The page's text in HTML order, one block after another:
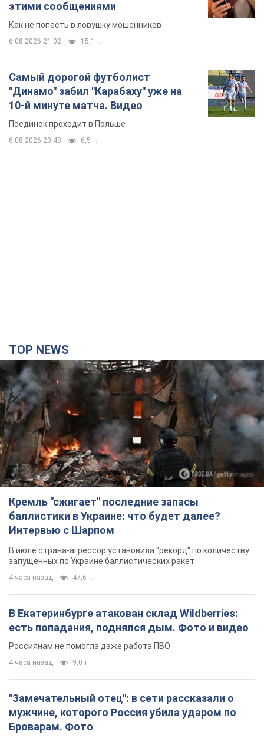
Поединок проходит в Польше
6.08.2026 20:48 6,5 т.
Кремль "сжигает" последние запасы
баллистики в Украине: что будет далее?
Интервью с Шарпом
В июле страна-агрессор установила "рекорд" по количеству
запущенных по Украине баллистических ракет
4 часа назад 47,6 т.
В Екатеринбурге атакован склад Wildberries:
есть попадания, поднялся дым. Фото и видео
Россиянам не помогла даже работа ПВО
4 часа назад
"Замечательный отец": в сети рассказали о
мужчине, которого Россия убила ударом по
Броварам. Фото
Мужчину вспоминают как профессионала своего дела
2 часа назад 1,1 т.